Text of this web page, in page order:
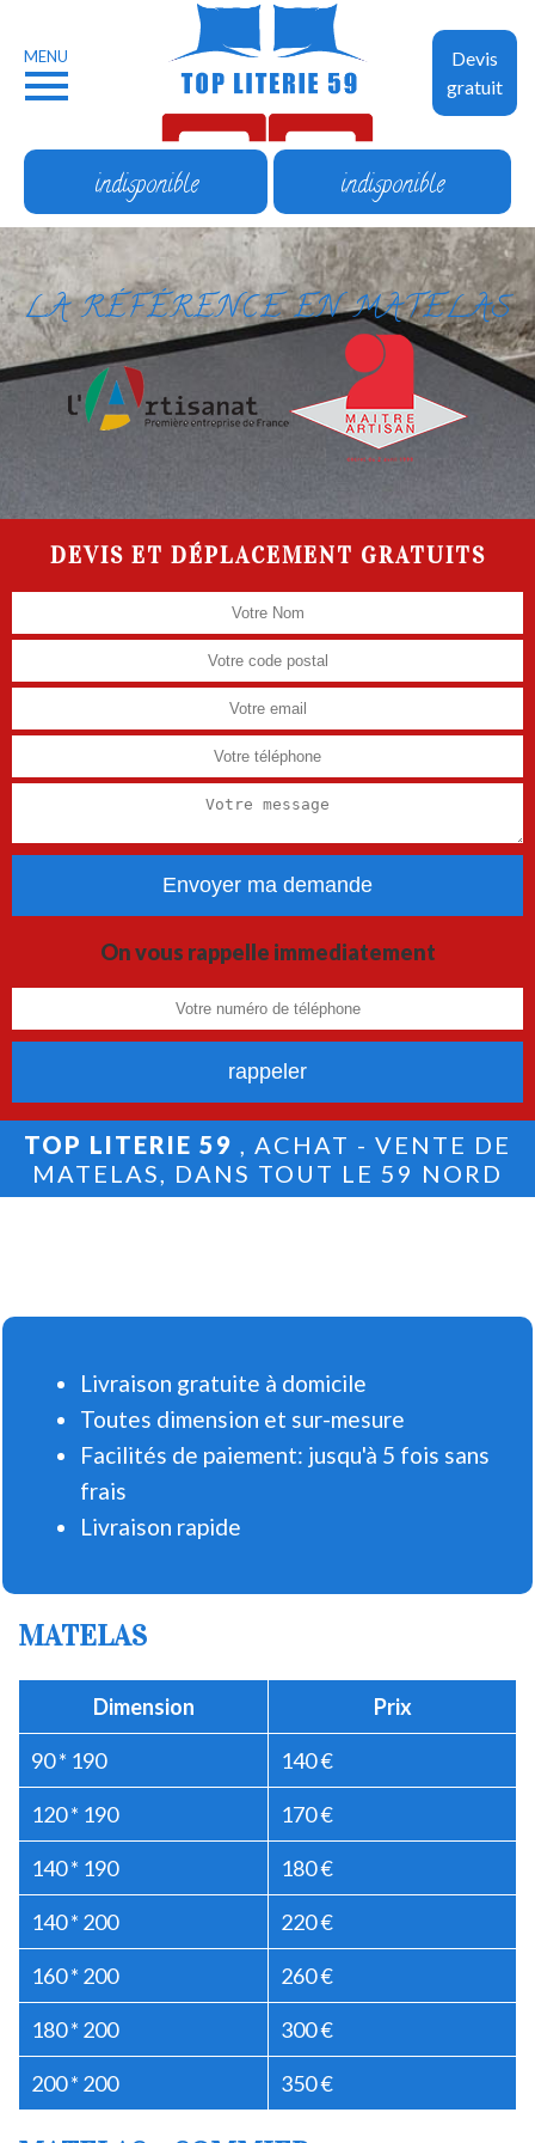
Devis
gratuit
MENU
indisponible indisponible
LA RÉFÉRENCE EN MATELAS
DEVIS ET DÉPLACEMENT GRATUITS
On vous rappelle immediatement
TOP LITERIE 59 , ACHAT - VENTE DE
MATELAS, DANS TOUT LE 59 NORD
Livraison gratuite à domicile
Toutes dimension et sur-mesure
Facilités de paiement: jusqu'à 5 fois sans
frais
Livraison rapide
MATELAS
Dimension Prix
90 * 190 140 €
120 * 190 170 €
140 * 190 180 €
140 * 200 220 €
160 * 200 260 €
180 * 200 300 €
200 * 200 350 €